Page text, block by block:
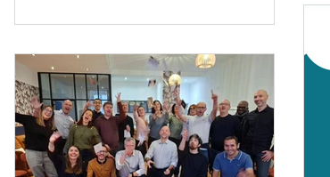
maturité managériale.